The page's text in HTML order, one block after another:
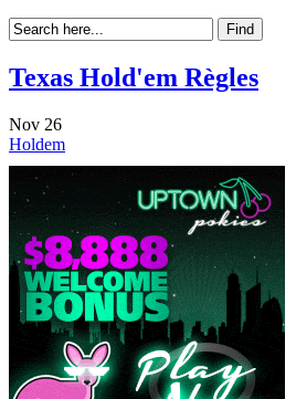
Texas Hold'em Règles
Nov 26
Holdem